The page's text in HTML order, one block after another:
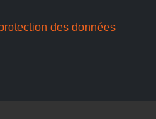
des données